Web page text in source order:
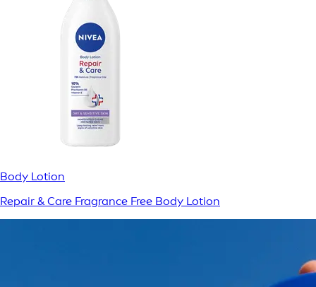
Body Lotion
Repair & Care Fragrance Free Body Lotion